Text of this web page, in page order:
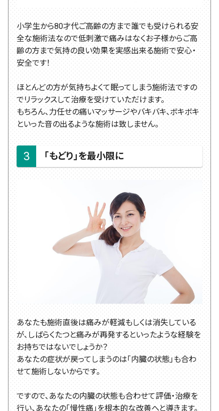
小学生から80才代ご高齢の方まで誰でも受けられる安
全な施術法なので低刺激で痛みはなくお子様からご高
齢の方まで気持の良い効果を実感出来る施術で安心・
安全です！
ほとんどの方が気持ちよくて眠ってしまう施術法ですの
でリラックスして治療を受けていただけます。
もちろん、力任せの痛いマッサージやバキバキ、ボキボキ
といった音の出るような施術は致しません。
「もどり」を最小限に
あなたも施術直後は痛みが軽減もしくは消失している
が、しばらくたつと痛みが再発するといったような経験を
お持ちではないでしょうか？
あなたの症状が戻ってしまうのは「内臓の状態」も合わ
せて施術しないからです。
ですので、あなたの内臓の状態も合わせて評価・治療を
行い、あなたの「慢性痛」を根本的な改善へと導きます。